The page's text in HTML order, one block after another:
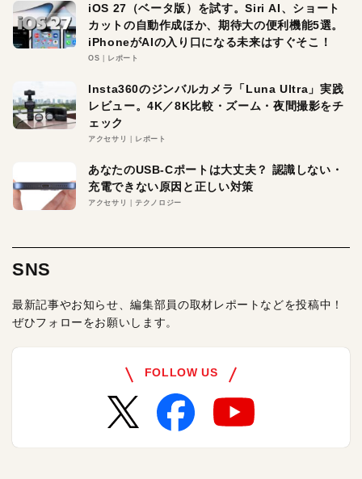
iOS 27（ベータ版）を試す。Siri AI、ショート
カットの自動作成ほか、期待大の便利機能5選。
iPhoneがAIの入り口になる未来はすぐそこ！
OS レポート
Insta360のジンバルカメラ「Luna Ultra」実践
レビュー。4K／8K比較・ズーム・夜間撮影をチ
ェック
アクセサリ レポート
あなたのUSB-Cポートは大丈夫？ 認識しない・
充電できない原因と正しい対策
アクセサリ テクノロジー
SNS
最新記事やお知らせ、編集部員の取材レポートなどを投稿中！
ぜひフォローをお願いします。
FOLLOW US